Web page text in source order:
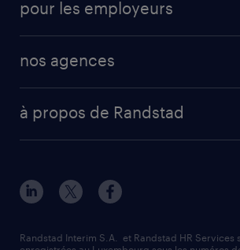
pour les employeurs
nos agences
à propos de Randstad
Randstad Interim S.A. et Randstad HR Services